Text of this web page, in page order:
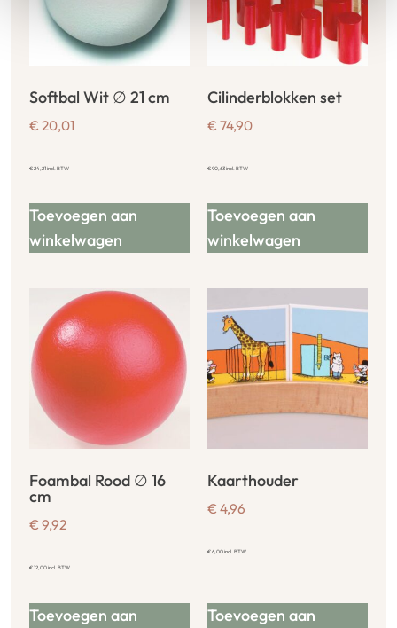
Softbal Wit ∅ 21 cm
€ 20,01
€24,21incl. BTW
Toevoegen aan
winkelwagen
Cilinderblokken set
€ 74,90
€90,63incl. BTW
Toevoegen aan
winkelwagen
Foambal Rood ∅ 16
cm
€ 9,92
€12,00incl. BTW
Toevoegen aan
Kaarthouder
€ 4,96
€6,00incl. BTW
Toevoegen aan